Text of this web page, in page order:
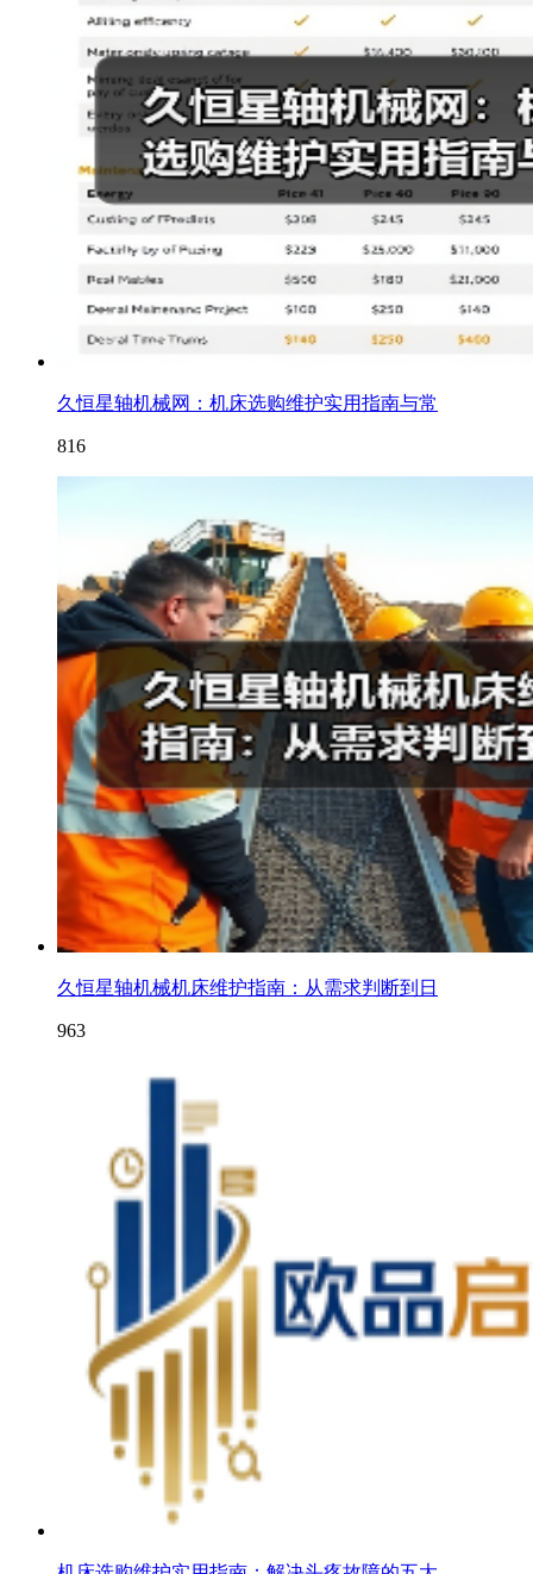
久恒星轴机械网：机床选购维护实用指南与常
816
久恒星轴机械机床维护指南：从需求判断到日
963